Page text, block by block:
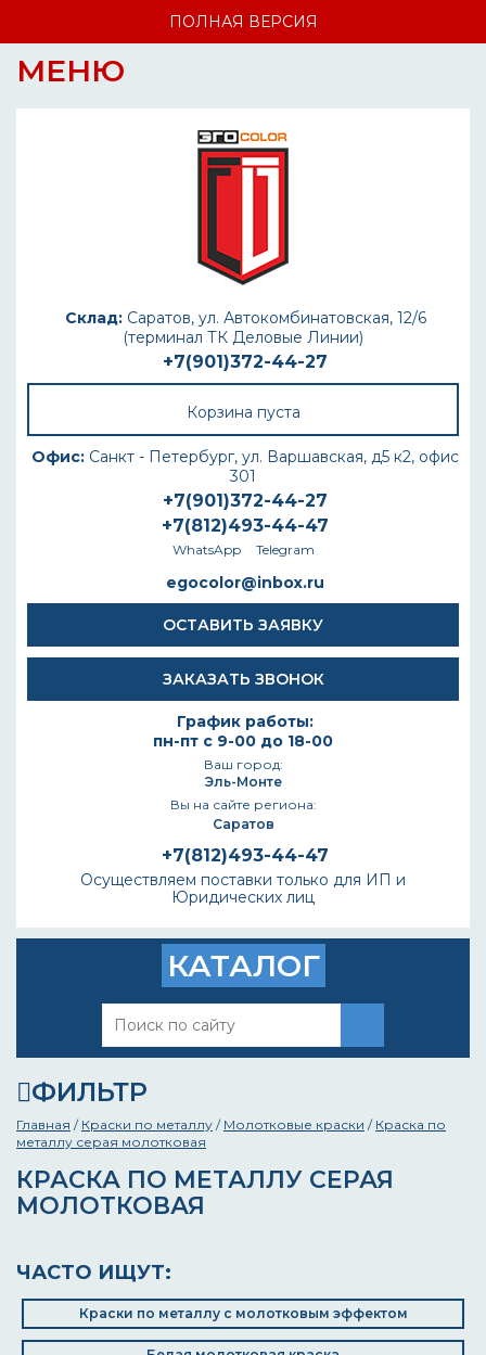
ПОЛНАЯ ВЕРСИЯ
МЕНЮ
Склад:Саратов, ул. Автокомбинатовская, 12/6
(терминал ТК Деловые Линии)
+7(901)372-44-27
Корзина пуста
Офис: Санкт - Петербург, ул. Варшавская, д5 к2, офис
301
+7(901)372-44-27
+7(812)493-44-47
WhatsApp Telegram
egocolor@inbox.ru
ОСТАВИТЬ ЗАЯВКУ
ЗАКАЗАТЬ ЗВОНОК
График работы:
пн-пт с 9-00 до 18-00
Ваш город:
Эль-Монте
Вы на сайте региона:
Саратов
+7(812)493-44-47
Осуществляем поставки только для ИП и
Юридических лиц
КАТАЛОГ
ФИЛЬТР
Главная / Краски по металлу / Молотковые краски / Краска по
металлу серая молотковая
КРАСКА ПО МЕТАЛЛУ СЕРАЯ
МОЛОТКОВАЯ
ЧАСТО ИЩУТ:
Краски по металлу с молотковым эффектом